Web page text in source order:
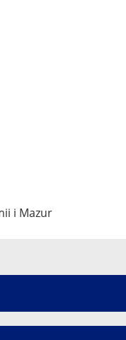
i Mazur